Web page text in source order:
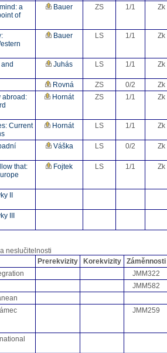
a
of
Bauer ZS 1/1 Zk
Bauer LS 1/1 Zk
Juhás LS 1/1 Zk
Rovná ZS 0/2 Zk
abroad:
Hornát ZS 1/1 Zk
Current
Hornát LS 1/1 Zk
Váška LS 0/2 Zk
that:
Fojtek LS 1/1 Zk
II
III
neslučitelnosti
Prerekvizity Korekvizity Záměnnosti
JMM322
JMM582
JMM259